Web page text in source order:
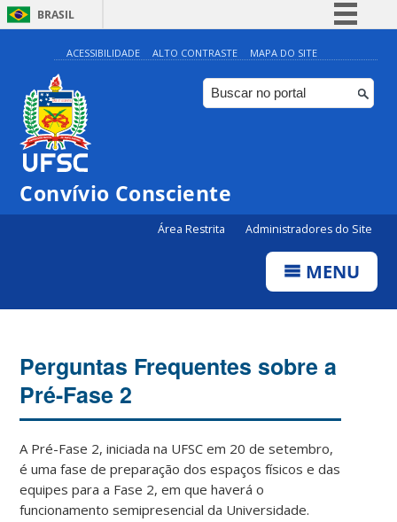
BRASIL
Simplifique!
Comunica BR
Participe
ACESSIBILIDADE ALTO CONTRASTE MAPA DO SITE
Convívio Consciente
Área Restrita Administradores do Site
MENU
Perguntas Frequentes sobre a
Pré-Fase 2
A Pré-Fase 2, iniciada na UFSC em 20 de setembro,
é uma fase de preparação dos espaços físicos e das
equipes para a Fase 2, em que haverá o
funcionamento semipresencial da Universidade.